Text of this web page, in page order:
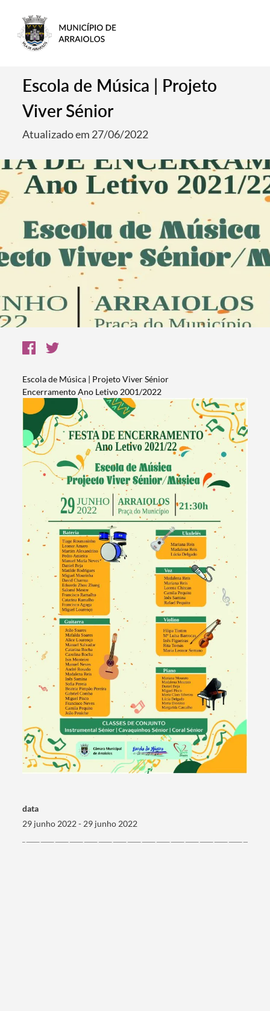
Escola de Música | Projeto
Viver Sénior
Atualizado em 27/06/2022
Escola de Música | Projeto Viver Sénior
Encerramento Ano Letivo 2001/2022
data
29 junho 2022 - 29 junho 2022